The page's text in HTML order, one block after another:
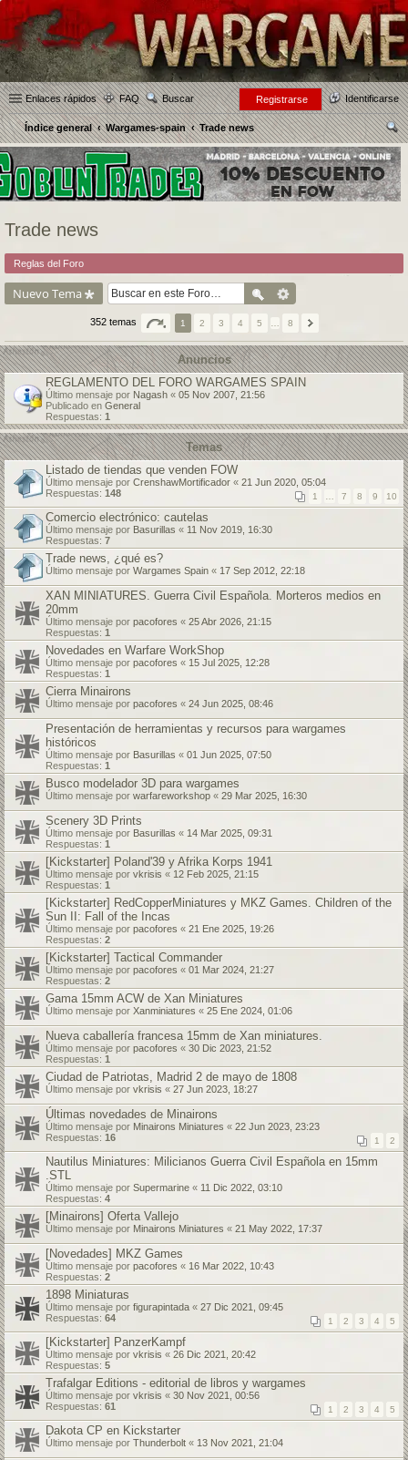
Enlaces rápidos FAQ Buscar Identificarse
Registrarse
Índice general Wargames-spain
Trade news
us
car
Trade news
Reglas del Foro
Nuevo Tema
352 temas 1 2 3 4 5 8
Anuncios
REGLAMENTO DEL FORO WARGAMES SPAIN
Último mensaje por Nagash « 05 Nov 2007, 21:56
Publicado en General
Respuestas: 1
Temas
Listado de tiendas que venden FOW
Último mensaje por CrenshawMortificador « 21 Jun 2020, 05:04
Respuestas: 148 1 7 8 9 10
Comercio electrónico: cautelas
Último mensaje por Basurillas « 11 Nov 2019, 16:30
Respuestas: 7
Trade news, ¿qué es?
Último mensaje por Wargames Spain « 17 Sep 2012, 22:18
XAN MINIATURES. Guerra Civil Española. Morteros medios en
20mm
Último mensaje por pacofores « 25 Abr 2026, 21:15
Respuestas: 1
Novedades en Warfare WorkShop
Último mensaje por pacofores « 15 Jul 2025, 12:28
Respuestas: 1
Cierra Minairons
Último mensaje por pacofores « 24 Jun 2025, 08:46
Presentación de herramientas y recursos para wargames
históricos
Último mensaje por Basurillas « 01 Jun 2025, 07:50
Respuestas: 1
Busco modelador 3D para wargames
Último mensaje por warfareworkshop « 29 Mar 2025, 16:30
Scenery 3D Prints
Último mensaje por Basurillas « 14 Mar 2025, 09:31
Respuestas: 1
[Kickstarter] Poland'39 y Afrika Korps 1941
Último mensaje por vkrisis « 12 Feb 2025, 21:15
Respuestas: 1
[Kickstarter] RedCopperMiniatures y MKZ Games. Children of the
Sun II: Fall of the Incas
Último mensaje por pacofores « 21 Ene 2025, 19:26
Respuestas: 2
[Kickstarter] Tactical Commander
Último mensaje por pacofores « 01 Mar 2024, 21:27
Respuestas: 2
Gama 15mm ACW de Xan Miniatures
Último mensaje por Xanminiatures « 25 Ene 2024, 01:06
Nueva caballería francesa 15mm de Xan miniatures.
Último mensaje por pacofores « 30 Dic 2023, 21:52
Respuestas: 1
Ciudad de Patriotas, Madrid 2 de mayo de 1808
Último mensaje por vkrisis « 27 Jun 2023, 18:27
Últimas novedades de Minairons
Último mensaje por Minairons Miniatures « 22 Jun 2023, 23:23
Respuestas: 16 1 2
Nautilus Miniatures: Milicianos Guerra Civil Española en 15mm
.STL
Último mensaje por Supermarine « 11 Dic 2022, 03:10
Respuestas: 4
[Minairons] Oferta Vallejo
Último mensaje por Minairons Miniatures « 21 May 2022, 17:37
[Novedades] MKZ Games
Último mensaje por pacofores « 16 Mar 2022, 10:43
Respuestas: 2
1898 Miniaturas
Último mensaje por figurapintada « 27 Dic 2021, 09:45
Respuestas: 64 1 2 3 4 5
[Kickstarter] PanzerKampf
Último mensaje por vkrisis « 26 Dic 2021, 20:42
Respuestas: 5
Trafalgar Editions - editorial de libros y wargames
Último mensaje por vkrisis « 30 Nov 2021, 00:56
Respuestas: 61 1 2 3 4 5
Dakota CP en Kickstarter
Último mensaje por Thunderbolt « 13 Nov 2021, 21:04